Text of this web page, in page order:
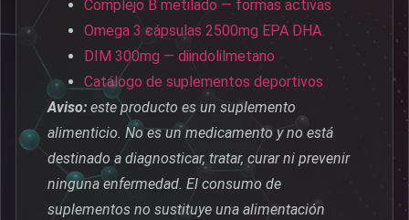
Complejo B metilado — formas activas
Omega 3 cápsulas 2500mg EPA DHA
DIM 300mg — diindolilmetano
Catálogo de suplementos deportivos
Aviso: este producto es un suplemento
alimenticio. No es un medicamento y no está
destinado a diagnosticar, tratar, curar ni prevenir
ninguna enfermedad. El consumo de
suplementos no sustituye una alimentación